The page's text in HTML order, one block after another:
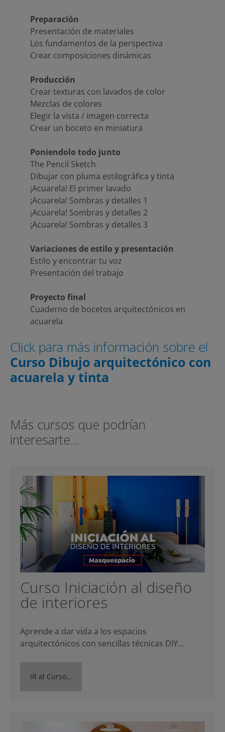
Preparación
Presentación de materiales
Los fundamentos de la perspectiva
Crear composiciones dinámicas
Producción
Crear texturas con lavados de color
Mezclas de colores
Elegir la vista / imagen correcta
Crear un boceto en miniatura
Poniendolo todo junto
The Pencil Sketch
Dibujar con pluma estilográfica y tinta
¡Acuarela! El primer lavado
¡Acuarela! Sombras y detalles 1
¡Acuarela! Sombras y detalles 2
¡Acuarela! Sombras y detalles 3
Variaciones de estilo y presentación
Estilo y encontrar tu voz
Presentación del trabajo
Proyecto final
Cuaderno de bocetos arquitectónicos en
acuarela
Click para más información sobre el
Curso Dibujo arquitectónico con
acuarela y tinta
Más cursos que podrían
interesarte…
Curso Iniciación al diseño
de interiores
Aprende a dar vida a los espacios
arquitectónicos con sencillas técnicas DIY…
IR al Curso…